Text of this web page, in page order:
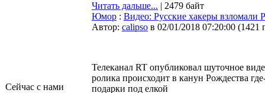
Сейчас с нами
Читать дальше... | 2479 байт
Юмор : Видео: Русские хакеры взломали
Автор: calipso в 02/01/2018 07:20:00 (1421
Телеканал RT опубликовал шуточное
ролика происходит в канун Рождества
подарки под елкой